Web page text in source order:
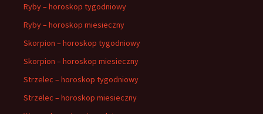
Ryby – horoskop tygodniowy
Ryby – horoskop miesieczny
Skorpion – horoskop tygodniowy
Skorpion – horoskop miesieczny
Strzelec – horoskop tygodniowy
Strzelec – horoskop miesieczny